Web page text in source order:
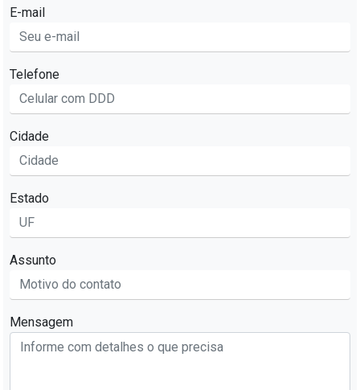
E-mail
Telefone
Cidade
Estado
Assunto
Mensagem